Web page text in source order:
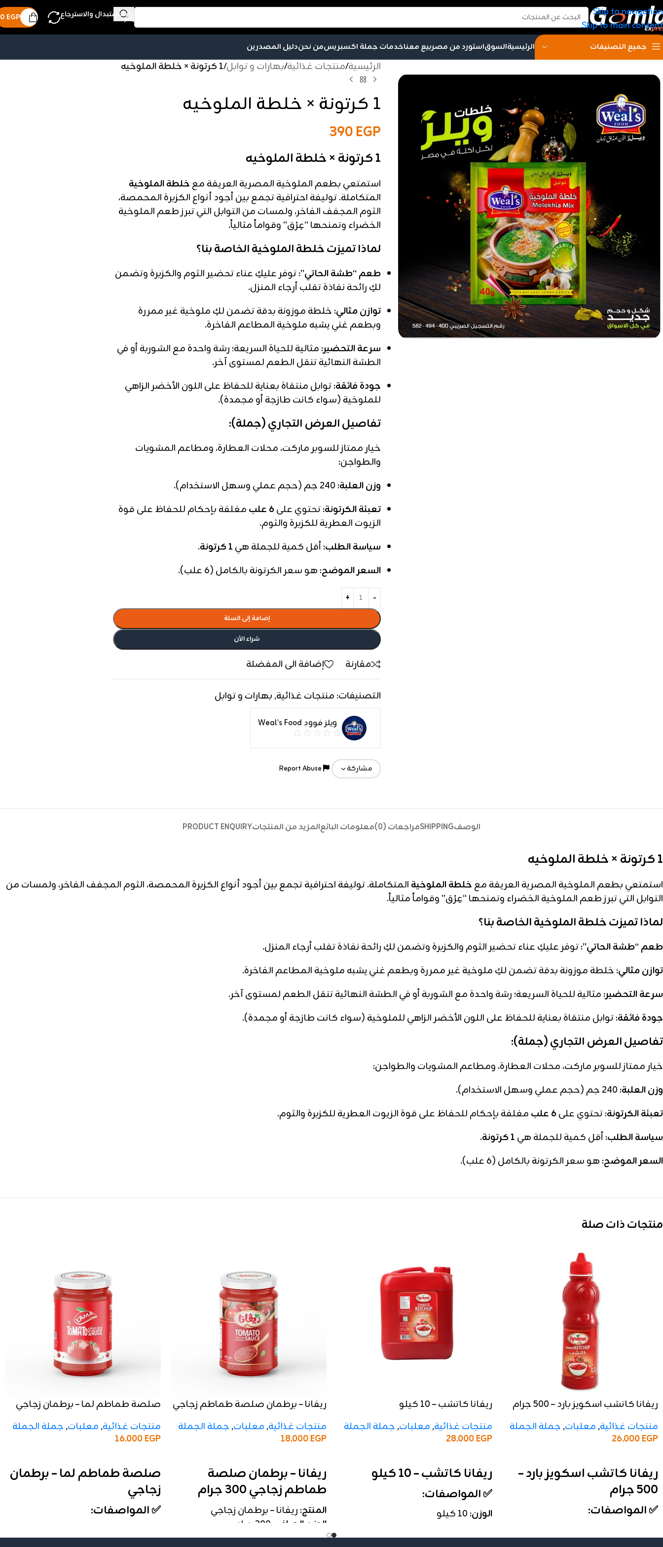
Skip to navigation
Skip to main content
الاستبدال والاسترجاع 0 EGP
جميع التصنيفات الرئيسيةالسوقاستورد من مصربيع معناخدمات جملة اكسبريسمن نحندليل المصدرين
الرئيسية/منتجات غذائية/بهارات و توابل/1 كرتونة × خلطة الملوخيه
1 كرتونة × خلطة الملوخيه
390EGP
1 كرتونة × خلطة الملوخيه
استمتعي بطعم الملوخية المصرية العريقة مع خلطة الملوخية
المتكاملة. توليفة احترافية تجمع بين أجود أنواع الكزبرة المحمصة،
الثوم المجفف الفاخر، ولمسات من التوابل التي تبرز طعم الملوخية
الخضراء وتمنحها “عِرْق” وقواماً مثالياً.
لماذا تميزت خلطة الملوخية الخاصة بنا؟
طعم “طشة الحاتي”:توفر عليكِ عناء تحضير الثوم والكزبرة وتضمن
لكِ رائحة نفاذة تقلب أرجاء المنزل.
توازن مثالي: خلطة موزونة بدقة تضمن لكِ ملوخية غير ممررة
وبطعم غني يشبه ملوخية المطاعم الفاخرة.
سرعة التحضير: مثالية للحياة السريعة؛ رشة واحدة مع الشوربة أو في
الطشة النهائية تنقل الطعم لمستوى آخر.
جودة فائقة:توابل منتقاة بعناية للحفاظ على اللون الأخضر الزاهي
للملوخية (سواء كانت طازجة أو مجمدة).
تفاصيل العرض التجاري (جملة):
خيار ممتاز للسوبر ماركت، محلات العطارة، ومطاعم المشويات
والطواجن:
وزن العلبة:
تعبئة الكرتونة:تحتوي على6 علب
مغلفة بإحكام للحفاظ على قوة
الزيوت العطرية للكزبرة والثوم.
سياسة الطلب:أقل كمية للجملة هي 1 كرتونة
.
السعر الموضح: هو سعر الكرتونة بالكامل (6 علب).
إضافة إلى السلة
شراء الأن
مقارنة إضافة الى المفضلة
التصنيفات: منتجات غذائية, بهارات و توابل
ويلز فوود Weal's Food
مشاركة
الوصفSHIPPINGمراجعات (0) معلومات البائعالمزيد من المنتجاتPRODUCT ENQUIRY
1 كرتونة × خلطة الملوخيه
استمتعي بطعم الملوخية المصرية العريقة مع خلطة الملوخية المتكاملة. توليفة احترافية تجمع بين أجود أنواع الكزبرة المحمصة، الثوم المجفف الفاخر، ولمسات من
التوابل التي تبرز طعم الملوخية الخضراء وتمنحها “عِرْق” وقواماً مثالياً.
لماذا تميزت خلطة الملوخية الخاصة بنا؟
طعم “طشة الحاتي”:توفر عليكِ عناء تحضير الثوم والكزبرة وتضمن لكِ رائحة نفاذة تقلب أرجاء المنزل.
توازن مثالي: خلطة موزونة بدقة تضمن لكِ ملوخية غير ممررة وبطعم غني يشبه ملوخية المطاعم الفاخرة.
سرعة التحضير: مثالية للحياة السريعة؛ رشة واحدة مع الشوربة أو في الطشة النهائية تنقل الطعم لمستوى آخر.
جودة فائقة:توابل منتقاة بعناية للحفاظ على اللون الأخضر الزاهي للملوخية (سواء كانت طازجة أو مجمدة).
تفاصيل العرض التجاري (جملة):
خيار ممتاز للسوبر ماركت، محلات العطارة، ومطاعم المشويات والطواجن:
وزن العلبة:
تعبئة الكرتونة:تحتوي على6 علب
مغلفة بإحكام للحفاظ على قوة الزيوت العطرية للكزبرة والثوم.
سياسة الطلب:أقل كمية للجملة هي 1 كرتونة
.
السعر الموضح: هو سعر الكرتونة بالكامل (6 علب).
منتجات ذات صلة
ريفانا كاتشب اسكويز بارد – 500 جرام
منتجات غذائية, معلبات, جملة الجملة
26,000EGP
ريفانا كاتشب اسكويز بارد –
500 جرام
✅ المواصفات:
ريفانا كاتشب – 10 كيلو
منتجات غذائية, معلبات, جملة الجملة
28,000EGP
ريفانا كاتشب – 10 كيلو
✅ المواصفات:
الوزن:
الخامة:عبوة اسكويز عملية وسهلة
ريفانا – برطمان صلصة طماطم زجاجي
منتجات غذائية, معلبات, جملة الجملة
18,000EGP
ريفانا – برطمان صلصة
طماطم زجاجي 300 جرام
المنتج: ريفانا – برطمان زجاجي
الوزن الصافي:
التركيز:20% – 22%
صلصة طماطم لما – برطمان زجاجي
منتجات غذائية, معلبات, جملة الجملة
16,000EGP
صلصة طماطم لما – برطمان
زجاجي
✅ المواصفات: